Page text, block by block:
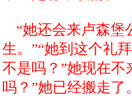
“她还会来卢森堡
生。”“她到这个礼
不是吗？”她现在不
吗？”她已经搬走了